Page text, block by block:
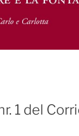
1 del